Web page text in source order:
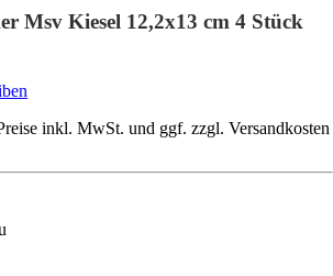
Msv Kiesel 12,2x13 cm 4 Stück
inkl. MwSt. und ggf. zzgl. Versandkosten